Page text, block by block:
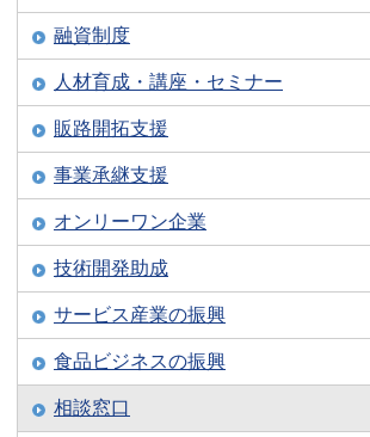
融資制度
人材育成・講座・セミナー
販路開拓支援
事業承継支援
オンリーワン企業
技術開発助成
サービス産業の振興
食品ビジネスの振興
相談窓口